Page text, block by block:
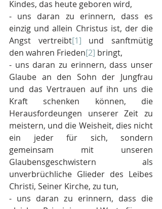
Kindes, das heute geboren wird,
- uns daran zu erinnern, dass es
einzig und allein Christus ist, der die
Angst vertreibt[1] und sanftmütig
den wahren Frieden[2] bringt,
- uns daran zu erinnern, dass unser
Glaube an den Sohn der Jungfrau
und das Vertrauen auf ihn uns die
Kraft schenken können, die
Herausfordeungen unserer Zeit zu
meistern, und die Weisheit, dies nicht
ein jeder für sich, sondern
gemeinsam mit unseren
Glaubensgeschwistern als
unverbrüchliche Glieder des Leibes
Christi, Seiner Kirche, zu tun,
- uns daran zu erinnern, dass die